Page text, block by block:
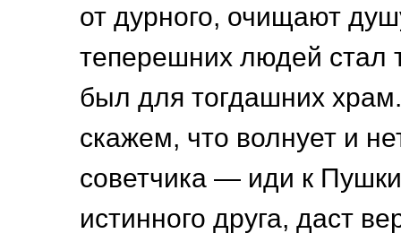
от дурного, очищают
теперешних людей стал
был для тогдашних
скажем, что волнует и
советчика — иди к
истинного друга, даст